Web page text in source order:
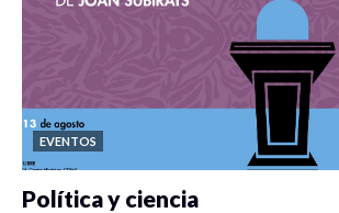
EVENTOS
Política y ciencia